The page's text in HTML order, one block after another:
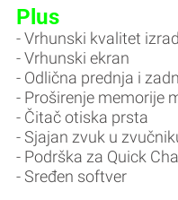
Plus
- Vrhunski kvalitet
- Vrhunski ekran
- Odlična prednja i
- Proširenje memorije
- Čitač otiska prsta
- Sjajan zvuk u
- Podrška za Quick
- Sređen softver